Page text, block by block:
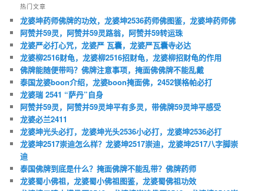
热门文章
龙婆坤药师佛牌的功效，龙婆坤2536药师佛图鉴，龙婆坤药师佛
阿赞并59灵，阿赞并59灵路翁，阿赞并59转运珠
龙婆严必打心咒，龙婆严 瓦囊，龙婆严瓦囊寺必达
龙婆柳2516财龟，龙婆柳2516招财龟，龙婆柳招财龟的作用
佛牌能随便带吗？佛牌注意事项，掩面佛佛牌不能乱戴
泰国龙婆boon介绍，龙婆boon掩面佛，2452镁格帕必打
龙婆瑞 2541 “萨丹”自身
阿赞并59灵，阿赞并59灵坤平有多灵，带佛牌59灵坤平感受
龙婆必兰2411
龙婆坤光头必打，龙婆坤光头2536小必打，龙婆坤2536必打
龙婆坤2517崇迪怎么样？龙婆坤2517崇迪，龙婆坤2517八字脚崇
迪
泰国佛牌到底是什么？掩面佛牌不能乱带？佛牌药师
龙婆蜀小佛祖，龙婆蜀小佛祖图鉴，龙婆蜀佛祖功效